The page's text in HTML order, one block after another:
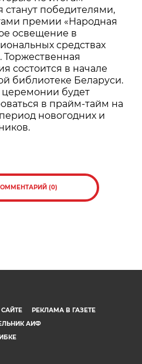
результаты
высокий уровень
номинациях
товары и услуги,
что свидетельствует
локальных брендов и
рынке.
на получение одного
Их обладатели будут
отбора на